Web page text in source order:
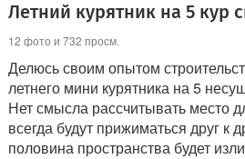
Летний курятник на 5 кур
12 фото и 732 просм.
Делюсь своим опытом
летнего мини курятника на 5
Нет смысла рассчитывать место
всегда будут прижиматься друг к
половина пространства будет